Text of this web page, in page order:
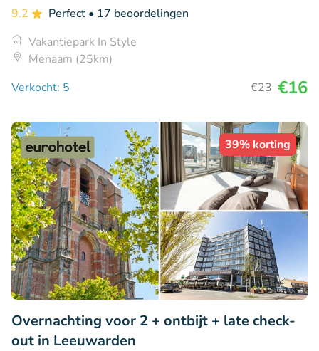
9.2 Perfect • 17 beoordelingen
Vakantiepark In Style
Menaam (25km)
Verkocht: 5
€23 €16
39% korting
Overnachting voor 2 + ontbijt + late check-
out in Leeuwarden